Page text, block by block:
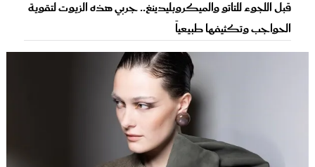
قبل اللجوء للتاتو والميكروبليدينغ.. جربي هذه الزيوت لتقوية
الحواجب وتكثيفها طبيعياً